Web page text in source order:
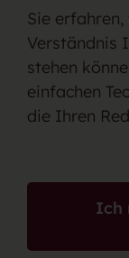
Sie
Verständnis
stehen
einfachen
die Ihren
Ich